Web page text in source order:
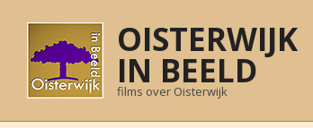
content
OISTERWIJK
IN BEELD
films over Oisterwijk